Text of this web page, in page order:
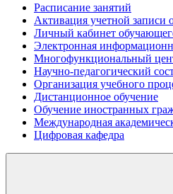
Расписание занятий
Активация учетной записи
Личный кабинет
Электронная
Многофункциональный
Научно-педагогический
Организация учебного
Дистанционное обучение
Обучение иностранных
Международная
Цифровая кафедра